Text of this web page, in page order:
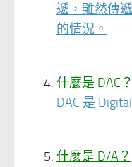
遞，雖然傳
的情況。
什麼是 DAC？
DAC 是
什麼是 D/A？